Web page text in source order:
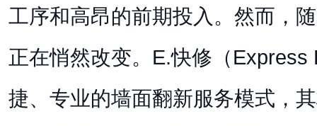
工序和高昂的前期投入。然而，
正在悄然改变。E.快修（
捷、专业的墙面翻新服务模式，